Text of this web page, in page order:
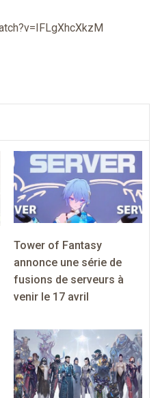
Tower of Fantasy
annonce une série de
fusions de serveurs à
venir le 17 avril